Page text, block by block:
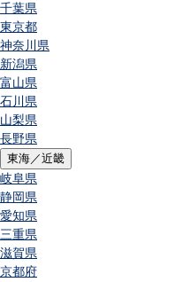
千葉県
東京都
神奈川県
新潟県
富山県
石川県
山梨県
長野県
東海／近畿
岐阜県
静岡県
愛知県
三重県
滋賀県
京都府